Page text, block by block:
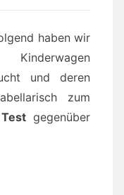
haben wir
und deren
zum
gegenüber